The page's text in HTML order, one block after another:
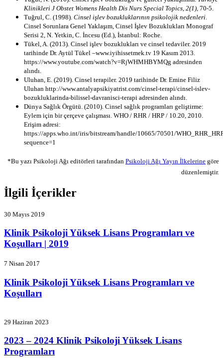
Klinikleri J Obstet Womens Health Dis Nurs Special Topics 2(1), 70-5.
Tuğrul, C. (1998). Cinsel işlev bozukluklarının psikolojik nedenleri
Cinsel Sorunlara Genel Yaklaşım, Cinsel İşlev Bozuklukları Monograf
Serisi 2, N. Yetkin, C. İncesu (Ed.), İstanbul: Roche.
Tükel, A. (2013). Cinsel işlev bozuklukları ve cinsel tedaviler. 2019
tarihinde Dr. Aytül Tükel –www.iyihissetmek.tv 19 Kasım 2013.
https://www.youtube.com/watch?v=RjWHMHBYMQg adresinden
alındı.
Uluhan, E. (2019). Cinsel terapiler. 2019 tarihinde Dr. Emine Filiz
Uluhan http://www.antalyapsikiyatrist.com/cinsel-terapi/cinsel-islev-
bozukluklarinda-bilissel-davranisci-terapi adresinden alındı.
Dünya Sağlık Örgütü. (2010). Cinsel sağlık programları geliştirme:
Eylem için bir çerçeve çalışması. WHO / RHR / HRP / 10.20, 2010.
Erişim adresi:
https://apps.who.int/iris/bitstream/handle/10665/70501/
sequence=1
*Bu yazı Psikoloji Ağı editörleri tarafından Psikoloji Ağı Yayın İlkelerine göre
düzenlemiştir.
İlgili İçerikler
30 Mayıs 2019
Klinik Psikoloji Yüksek Lisans Programları ve
Koşulları | 2019
7 Nisan 2017
Klinik Psikoloji Yüksek Lisans Programları ve
Koşulları
29 Haziran 2023
2023 – 2024 Klinik Psikoloji Yüksek Lisans
Programları